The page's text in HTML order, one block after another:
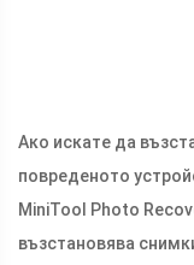
Ако искате да
повреденото
MiniTool Photo
възстановява